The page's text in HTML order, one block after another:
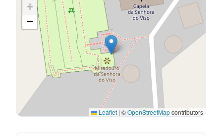
+
−
Leaflet | ©OpenStreetMapcontributors